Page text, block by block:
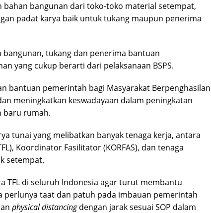
bahan bangunan dari toko-toko material setempat,
padat karya baik untuk tukang maupun penerima
tukang dan penerima bantuan
yang cukup berarti dari pelaksanaan BSPS.
bantuan pemerintah bagi Masyarakat Berpenghasilan
meningkatkan keswadayaan dalam peningkatan
baru rumah.
tunai yang melibatkan banyak tenaga kerja, antara
Koordinator Fasilitator (KORFAS), dan tenaga
setempat.
TFL di seluruh Indonesia agar turut membantu
perlunya taat dan patuh pada imbauan pemerintah
physical distancingdengan jarak sesuai SOP dalam